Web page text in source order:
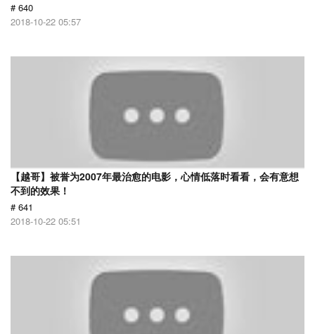
# 640
2018-10-22 05:57
【越哥】被誉为2007年最治愈的电影，心情低落时看看，会有意想
不到的效果！
# 641
2018-10-22 05:51